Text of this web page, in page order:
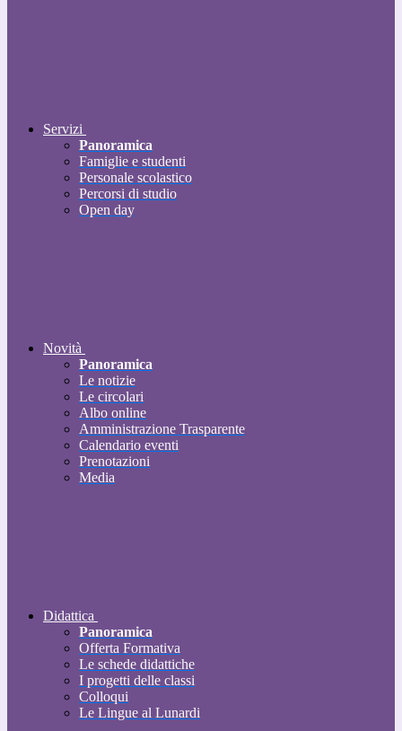
Servizi
Panoramica
Famiglie e studenti
Personale scolastico
Percorsi di studio
Open day
Novità
Panoramica
Le notizie
Le circolari
Albo online
Amministrazione Trasparente
Calendario eventi
Prenotazioni
Media
Didattica
Panoramica
Offerta Formativa
Le schede didattiche
I progetti delle classi
Colloqui
Le Lingue al Lunardi